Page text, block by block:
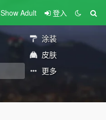
Show Adult 登入
涂装
皮肤
更多